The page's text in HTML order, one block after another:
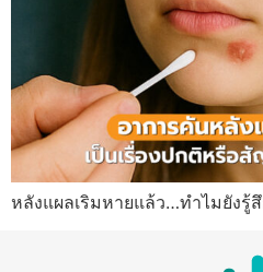
หลังแผลเริมหายแล้ว…ทำไมยัง